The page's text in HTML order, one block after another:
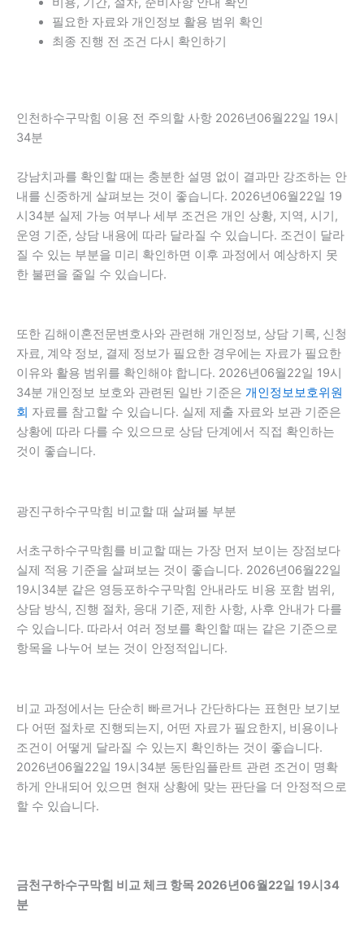
필요한 자료와 개인정보 활용 범위 확인
최종 진행 전 조건 다시 확인하기
인천하수구막힘 이용 전 주의할 사항 2026년06월22일 19시
34분
강남치과를 확인할 때는 충분한 설명 없이 결과만 강조하는 안
내를 신중하게 살펴보는 것이 좋습니다. 2026년06월22일 19
시34분 실제 가능 여부나 세부 조건은 개인 상황, 지역, 시기,
운영 기준, 상담 내용에 따라 달라질 수 있습니다. 조건이 달라
질 수 있는 부분을 미리 확인하면 이후 과정에서 예상하지 못
한 불편을 줄일 수 있습니다.
또한 김해이혼전문변호사와 관련해 개인정보, 상담 기록, 신청
자료, 계약 정보, 결제 정보가 필요한 경우에는 자료가 필요한
이유와 활용 범위를 확인해야 합니다. 2026년06월22일 19시
34분 개인정보 보호와 관련된 일반 기준은 개인정보보호위원
회 자료를 참고할 수 있습니다. 실제 제출 자료와 보관 기준은
상황에 따라 다를 수 있으므로 상담 단계에서 직접 확인하는
것이 좋습니다.
광진구하수구막힘 비교할 때 살펴볼 부분
서초구하수구막힘를 비교할 때는 가장 먼저 보이는 장점보다
실제 적용 기준을 살펴보는 것이 좋습니다. 2026년06월22일
19시34분 같은 영등포하수구막힘 안내라도 비용 포함 범위,
상담 방식, 진행 절차, 응대 기준, 제한 사항, 사후 안내가 다를
수 있습니다. 따라서 여러 정보를 확인할 때는 같은 기준으로
항목을 나누어 보는 것이 안정적입니다.
비교 과정에서는 단순히 빠르거나 간단하다는 표현만 보기보
다 어떤 절차로 진행되는지, 어떤 자료가 필요한지, 비용이나
조건이 어떻게 달라질 수 있는지 확인하는 것이 좋습니다.
2026년06월22일 19시34분 동탄임플란트 관련 조건이 명확
하게 안내되어 있으면 현재 상황에 맞는 판단을 더 안정적으로
할 수 있습니다.
금천구하수구막힘 비교 체크 항목 2026년06월22일 19시34
분